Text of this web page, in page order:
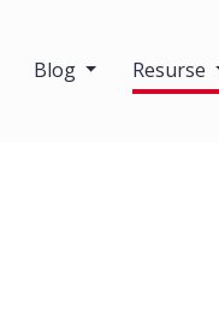
Blog Resurse